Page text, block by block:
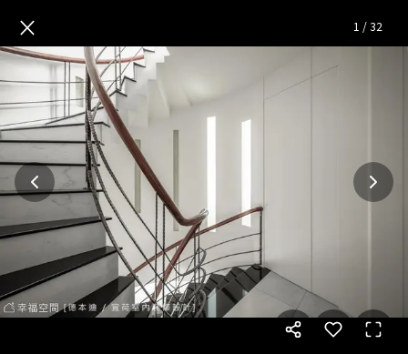
歸宿|現代風|42坪 — 完整照片
× 1 /32